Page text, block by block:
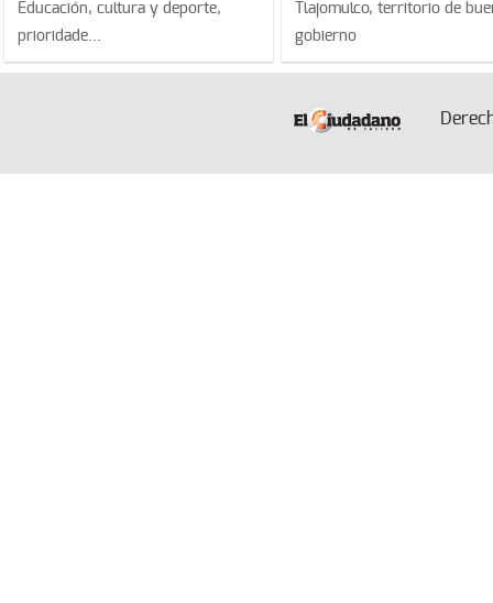
Educación, cultura y deporte,
prioridade...
Tlajomulco, territorio de
gobierno